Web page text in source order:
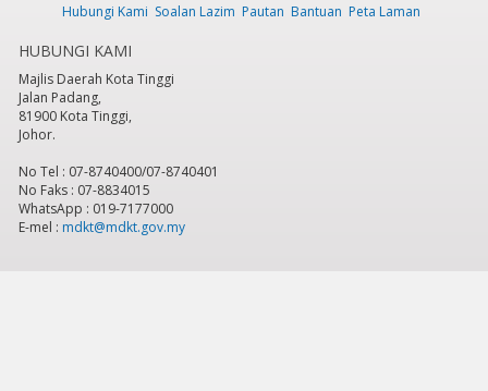
Hubungi Kami Soalan Lazim Pautan Bantuan Peta Laman
HUBUNGI KAMI
Majlis Daerah Kota Tinggi
Jalan Padang,
81900 Kota Tinggi,
Johor.
No Tel : 07-8740400/07-8740401
No Faks : 07-8834015
WhatsApp : 019-7177000
E-mel : mdkt@mdkt.gov.my